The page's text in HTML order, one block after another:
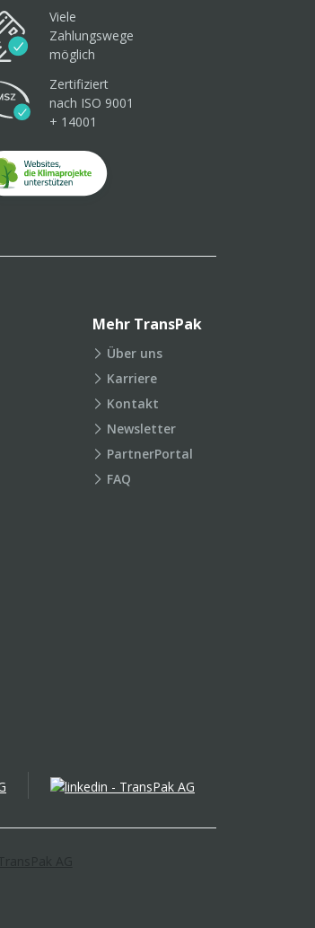
Viele
Zahlungswege
möglich
Zertifiziert
nach ISO 9001
+ 14001
Mehr TransPak
Über uns
Karriere
Kontakt
Newsletter
PartnerPortal
FAQ